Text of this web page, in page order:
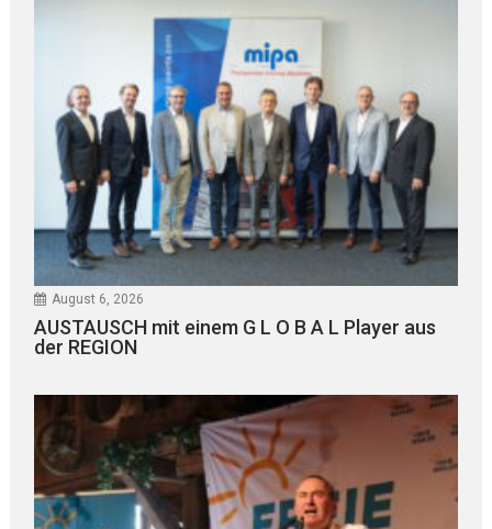
August 6, 2026
AUSTAUSCH mit einem G L O B A L Player aus
der REGION